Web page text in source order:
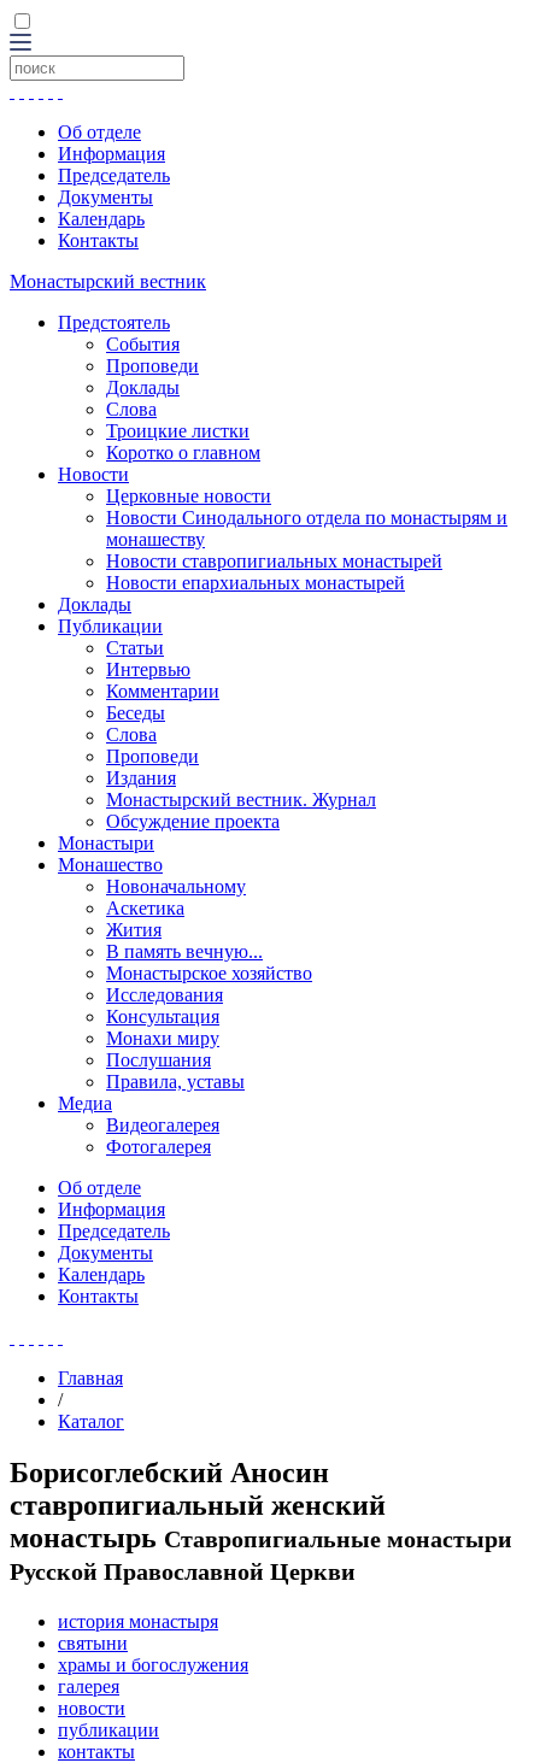
Об отделе
Информация
Председатель
Документы
Календарь
Контакты
Монастырский вестник
Предстоятель
События
Проповеди
Доклады
Слова
Троицкие листки
Коротко о главном
Новости
Церковные новости
Новости Синодального отдела по монастырям и
монашеству
Новости ставропигиальных монастырей
Новости епархиальных монастырей
Доклады
Публикации
Статьи
Интервью
Комментарии
Беседы
Слова
Проповеди
Издания
Монастырский вестник. Журнал
Обсуждение проекта
Монастыри
Монашество
Новоначальному
Аскетика
Жития
В память вечную...
Монастырское хозяйство
Исследования
Консультация
Монахи миру
Послушания
Правила, уставы
Медиа
Видеогалерея
Фотогалерея
Об отделе
Информация
Председатель
Документы
Календарь
Контакты
Главная
/
Каталог
Борисоглебский Аносин
ставропигиальный женский
монастырь Ставропигиальные монастыри
Русской Православной Церкви
история монастыря
святыни
храмы и богослужения
галерея
новости
публикации
контакты